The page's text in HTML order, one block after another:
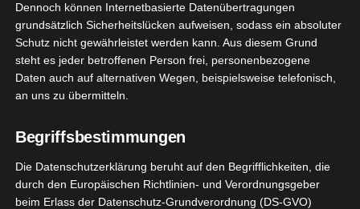
Ihr wisst, ich liebe Honig und immer wenn ich
Dennoch können Internetbasierte Datenübertragungen
grundsätzlich Sicherheitslücken aufweisen, sodass ein absoluter
Schutz nicht gewährleistet werden kann. Aus diesem Grund
steht es jeder betroffenen Person frei, personenbezogene
Daten auch auf alternativen Wegen, beispielsweise telefonisch,
an uns zu übermitteln.
Begriffsbestimmungen
Die Datenschutzerklärung beruht auf den Begrifflichkeiten, die
durch den Europäischen Richtlinien- und Verordnungsgeber
beim Erlass der Datenschutz-Grundverordnung (DS-GVO)